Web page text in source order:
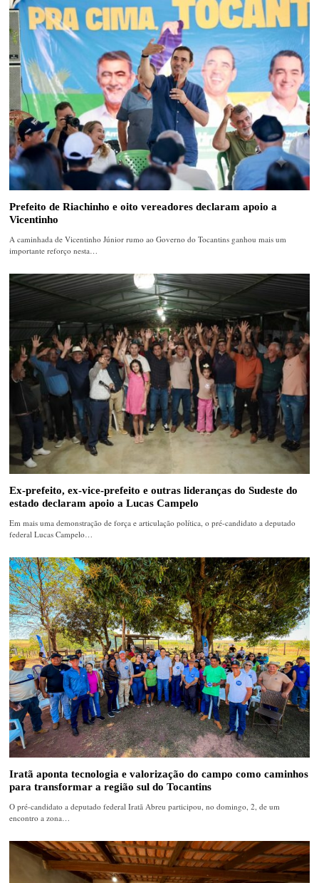
Prefeito de Riachinho e oito vereadores declaram apoio a
Vicentinho
A caminhada de Vicentinho Júnior rumo ao Governo do Tocantins ganhou mais um
importante reforço nesta…
Ex-prefeito, ex-vice-prefeito e outras lideranças do Sudeste do
estado declaram apoio a Lucas Campelo
Em mais uma demonstração de força e articulação política, o pré-candidato a deputado
federal Lucas Campelo…
Iratã aponta tecnologia e valorização do campo como caminhos
para transformar a região sul do Tocantins
O pré-candidato a deputado federal Iratã Abreu participou, no domingo, 2, de um
encontro a zona…